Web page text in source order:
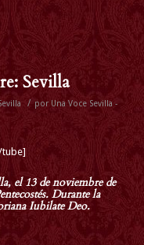
Sevilla
/ por Una Voce Sevilla -
tube]
el 13 de noviembre de
Durante la
Iubilate Deo.